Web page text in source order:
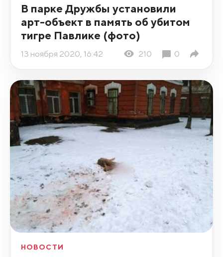
В парке Дружбы установили
арт-объект в память об убитом
тигре Павлике (фото)
13 ноября 2020, 16:42 210 0
НОВОСТИ